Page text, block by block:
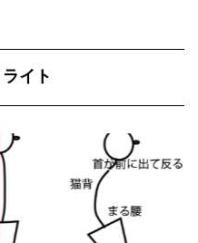
イト